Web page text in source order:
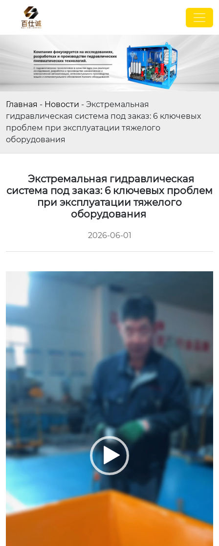
Главная - Новости - Экстремальная
гидравлическая система под заказ: 6 ключевых
проблем при эксплуатации тяжелого
оборудования
Экстремальная гидравлическая
система под заказ: 6 ключевых проблем
при эксплуатации тяжелого
оборудования
2026-06-01